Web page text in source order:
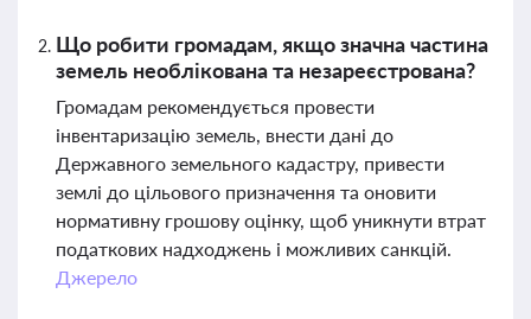
Що робити громадам, якщо значна частина
земель необлікована та незареєстрована?
Громадам рекомендується провести
інвентаризацію земель, внести дані до
Державного земельного кадастру, привести
землі до цільового призначення та оновити
нормативну грошову оцінку, щоб уникнути втрат
податкових надходжень і можливих санкцій.
Джерело